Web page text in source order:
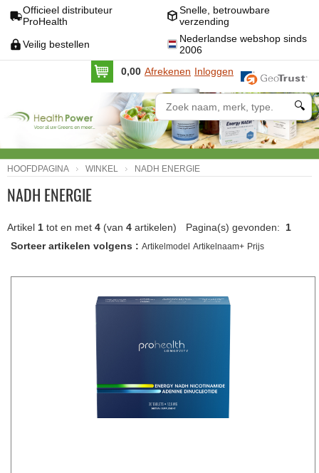
Officieel distributeur
ProHealth
Snelle, betrouwbare
verzending
Veilig bestellen
Nederlandse webshop sinds
2006
0,00 Afrekenen Inloggen
🔍
HOOFDPAGINA WINKEL NADH ENERGIE
NADH ENERGIE
Pagina(s) gevonden: 1
Artikel 1 tot en met 4 (van 4 artikelen)
Sorteer artikelen volgens : Artikelmodel Artikelnaam+ Prijs